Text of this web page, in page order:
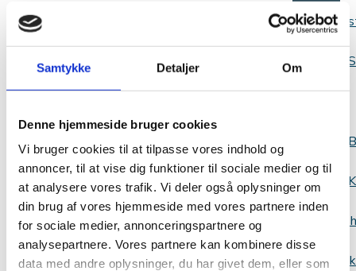
Samtykke Detaljer Om
Denne hjemmeside bruger cookies
Vi bruger cookies til at tilpasse vores indhold og
annoncer, til at vise dig funktioner til sociale medier og til
at analysere vores trafik. Vi deler også oplysninger om
din brug af vores hjemmeside med vores partnere inden
for sociale medier, annonceringspartnere og
analysepartnere. Vores partnere kan kombinere disse
data med andre oplysninger, du har givet dem, eller som